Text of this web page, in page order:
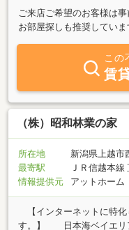
ご来店ご希望のお客様は
お部屋探しも推奨してい
この
賃
（株）昭和林業の家
所在地
新潟県上越市
最寄駅
ＪＲ信越本
情報提供元
アットホーム
【インターネットに特化
す。】 日本海ベイエリ